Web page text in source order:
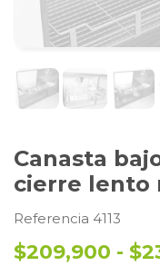
Canasta
cierre lento
Referencia 4113
$209,900 -